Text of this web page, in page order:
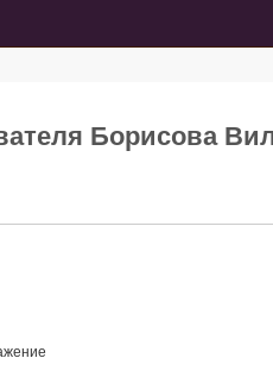
Борисова